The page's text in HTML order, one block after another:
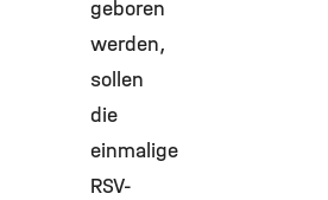
geboren
werden,
sollen
die
einmalige
RSV-